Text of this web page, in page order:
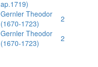
ap.1719)
Gernler Theodor
(1670-1723)
2
Gernler Theodor
(1670-1723)
2